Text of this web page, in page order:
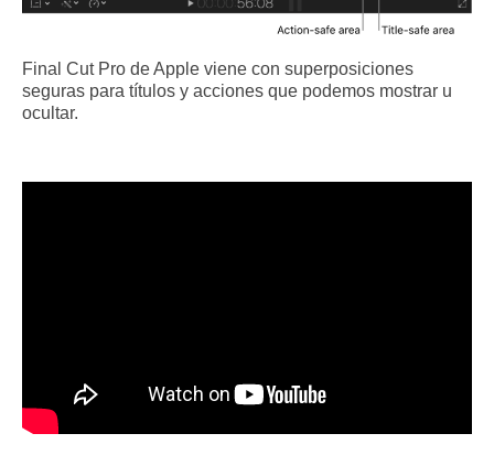
Final Cut Pro de Apple viene con superposiciones
seguras para títulos y acciones que podemos mostrar u
ocultar.